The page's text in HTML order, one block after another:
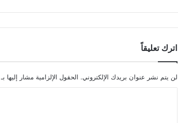
اترك تعليقاً
لن يتم نشر عنوان بريدك الإلكتروني. الحقول الإلزامية مشار إليها بـ